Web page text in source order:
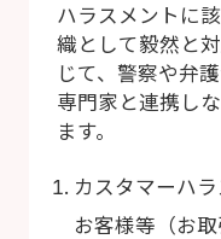
ハラスメントに
織として毅然と
じて、警察や弁
専門家と連携し
ます。
カスタマーハ
お客様等（お